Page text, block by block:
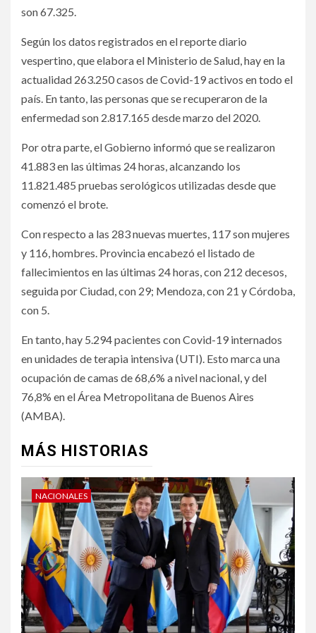
son 67.325.
Según los datos registrados en el reporte diario
vespertino, que elabora el Ministerio de Salud, hay en la
actualidad 263.250 casos de Covid-19 activos en todo el
país. En tanto, las personas que se recuperaron de la
enfermedad son 2.817.165 desde marzo del 2020.
Por otra parte, el Gobierno informó que se realizaron
41.883 en las últimas 24 horas, alcanzando los
11.821.485 pruebas serológicos utilizadas desde que
comenzó el brote.
Con respecto a las 283 nuevas muertes, 117 son mujeres
y 116, hombres. Provincia encabezó el listado de
fallecimientos en las últimas 24 horas, con 212 decesos,
seguida por Ciudad, con 29; Mendoza, con 21 y Córdoba,
con 5.
En tanto, hay 5.294 pacientes con Covid-19 internados
en unidades de terapia intensiva (UTI). Esto marca una
ocupación de camas de 68,6% a nivel nacional, y del
76,8% en el Área Metropolitana de Buenos Aires
(AMBA).
MÁS HISTORIAS
NACIONALES